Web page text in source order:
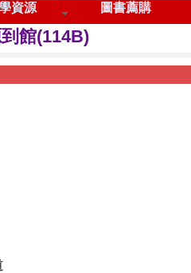
資源 圖書薦購
心得及小論文寫作競賽
館(114B)
書館APP